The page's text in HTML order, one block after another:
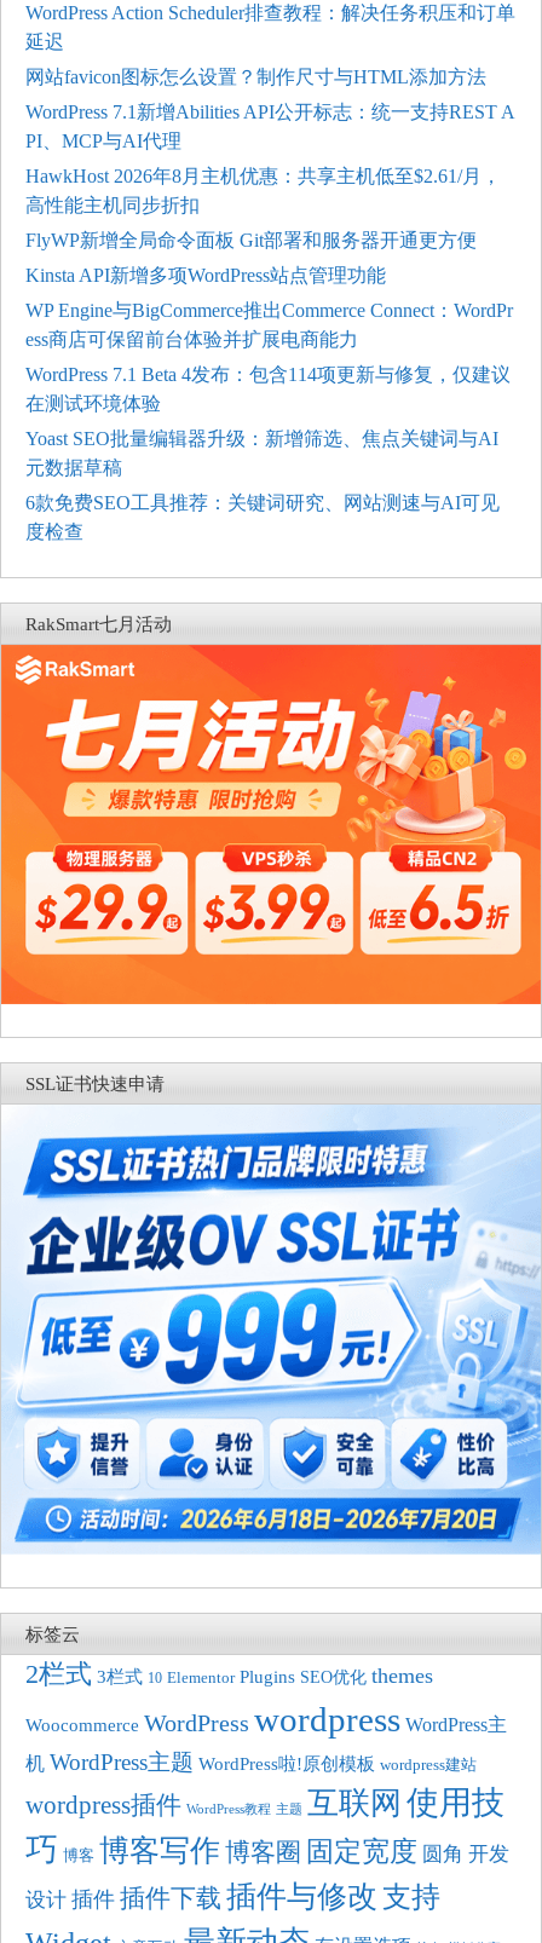
WordPress Action Scheduler排查教程：解决任务积压和订单
延迟
网站favicon图标怎么设置？制作尺寸与HTML添加方法
WordPress 7.1新增Abilities API公开标志：统一支持REST A
PI、MCP与AI代理
HawkHost 2026年8月主机优惠：共享主机低至$2.61/月，
高性能主机同步折扣
FlyWP新增全局命令面板 Git部署和服务器开通更方便
Kinsta API新增多项WordPress站点管理功能
WP Engine与BigCommerce推出Commerce Connect：WordPr
ess商店可保留前台体验并扩展电商能力
WordPress 7.1 Beta 4发布：包含114项更新与修复，仅建议
在测试环境体验
Yoast SEO批量编辑器升级：新增筛选、焦点关键词与AI
元数据草稿
6款免费SEO工具推荐：关键词研究、网站测速与AI可见
度检查
RakSmart七月活动
SSL证书快速申请
标签云
2栏式 3栏式 10 Elementor Plugins SEO优化 themes
Woocommerce WordPress wordpress WordPress主
机 WordPress主题 WordPress啦!原创模板 wordpress建站
wordpress插件 WordPress教程 主题 互联网 使用技
巧 博客 博客写作 博客圈 固定宽度 圆角 开发
设计 插件 插件下载 插件与修改 支持